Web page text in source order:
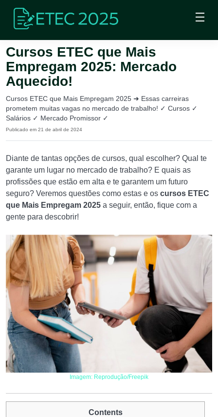
Cursos ETEC que Mais
Empregam 2025: Mercado
Aquecido!
Cursos ETEC que Mais Empregam 2025 ➜ Essas carreiras
prometem muitas vagas no mercado de trabalho! ✓ Cursos ✓
Salários ✓ Mercado Promissor ✓
Publicado em 21 de abril de 2024
Diante de tantas opções de cursos, qual escolher? Qual te
garante um lugar no mercado de trabalho? E quais as
profissões que estão em alta e te garantem um futuro
seguro? Veremos questões como estas e os cursos ETEC
que Mais Empregam 2025 a seguir, então, fique com a
gente para descobrir!
Imagem: Reprodução/Freepik
Contents